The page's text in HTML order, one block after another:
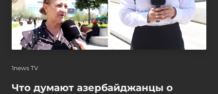
1news TV
Что думают азербайджанцы о